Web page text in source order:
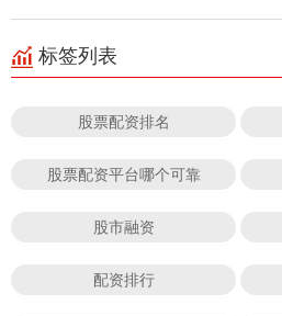
标签列表
股票配资排名
股票配资平台哪个可靠
股市融资
配资排行